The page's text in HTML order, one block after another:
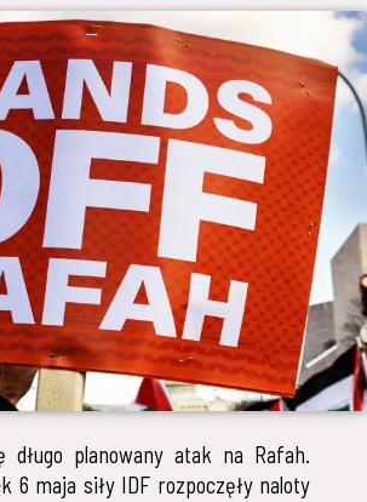
I
G
A
C
J
długo planowany atak na Rafah.
6 maja siły IDF rozpoczęły naloty